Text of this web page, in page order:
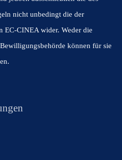
nicht unbedingt die der
EC-CINEA wider. Weder die
können für sie